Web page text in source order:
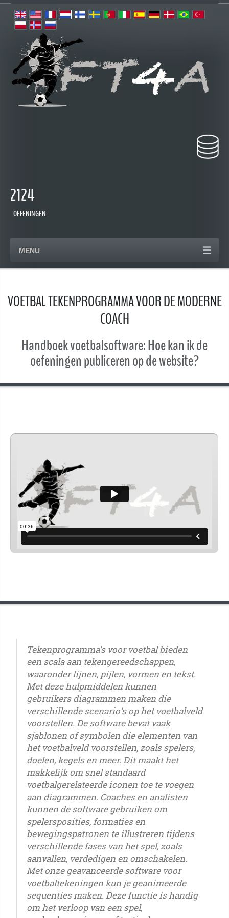
2124
OEFENINGEN
MENU
VOETBAL TEKENPROGRAMMA VOOR DE MODERNE
COACH
Handboek voetbalsoftware: Hoe kan ik de
oefeningen publiceren op de website?
Tekenprogramma's voor voetbal bieden
een scala aan tekengereedschappen,
waaronder lijnen, pijlen, vormen en tekst.
Met deze hulpmiddelen kunnen
gebruikers diagrammen maken die
verschillende scenario's op het voetbalveld
voorstellen. De software bevat vaak
sjablonen of symbolen die elementen van
het voetbalveld voorstellen, zoals spelers,
doelen, kegels en meer. Dit maakt het
makkelijk om snel standaard
voetbalgerelateerde iconen toe te voegen
aan diagrammen. Coaches en analisten
kunnen de software gebruiken om
spelersposities, formaties en
bewegingspatronen te illustreren tijdens
verschillende fases van het spel, zoals
aanvallen, verdedigen en omschakelen.
Met onze geavanceerde software voor
voetbaltekeningen kun je geanimeerde
sequenties maken. Deze functie is handig
om het verloop van een spel,